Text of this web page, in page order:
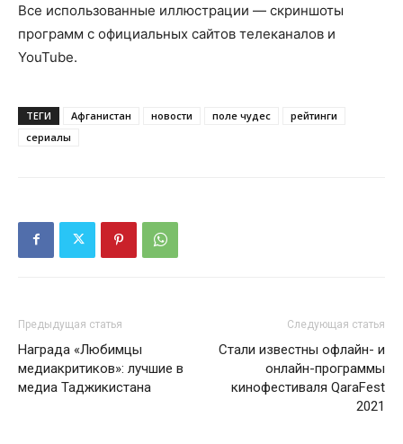
Все использованные иллюстрации — скриншоты
программ с официальных сайтов телеканалов и
YouTube.
ТЕГИ Афганистан новости поле чудес
рейтинги
сериалы
Предыдущая статья
Награда «Любимцы
медиакритиков»: лучшие в
медиа Таджикистана
Следующая статья
Стали известны офлайн- и
онлайн-программы
кинофестиваля QaraFest
2021